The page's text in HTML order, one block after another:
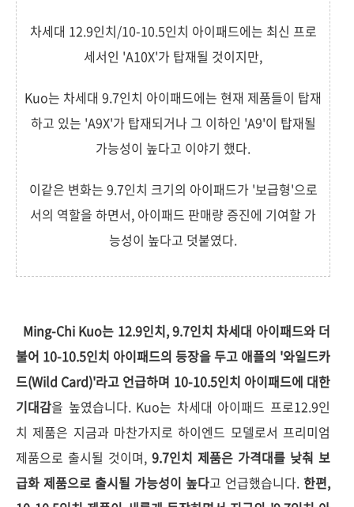
차세대 12.9인치/10-10.5인치 아이패드에는 최신 프로
세서인 'A10X'가 탑재될 것이지만,
Kuo는 차세대 9.7인치 아이패드에는 현재 제품들이 탑재
하고 있는 'A9X'가 탑재되거나 그 이하인 'A9'이 탑재될
가능성이 높다고 이야기 했다.
이같은 변화는 9.7인치 크기의 아이패드가 '보급형'으로
서의 역할을 하면서, 아이패드 판매량 증진에 기여할 가
능성이 높다고 덧붙였다.
Ming-Chi Kuo는 12.9인치, 9.7인치 차세대 아이패드와 더
불어 10-10.5인치 아이패드의 등장을 두고 애플의 '와일드카
드(Wild Card)'라고 언급하며 10-10.5인치 아이패드에 대한
기대감을 높였습니다. Kuo는 차세대 아이패드 프로12.9인
치 제품은 지금과 마찬가지로 하이엔드 모델로서 프리미엄
제품으로 출시될 것이며, 9.7인치 제품은 가격대를 낮춰 보
급화 제품으로 출시될 가능성이 높다고 언급했습니다. 한편,